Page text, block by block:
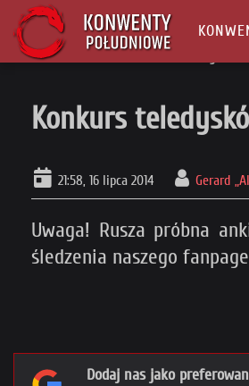
Główna
Konkurs
21:58, 16 lipca 2014 Gerard
Uwaga! Rusza próbna
śledzenia naszego
Dodaj nas jako